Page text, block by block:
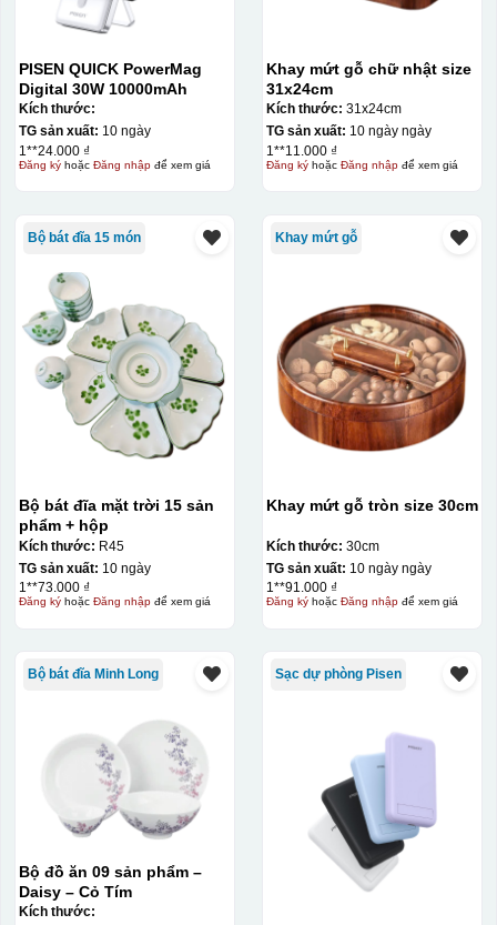
PISEN QUICK PowerMag
Digital 30W 10000mAh
Kích thước:
TG sản xuất: 10 ngày
1**24.000 ₫
Đăng kýhoặc Đăng nhậpđể xem giá
Khay mứt gỗ chữ nhật size
31x24cm
Kích thước: 31x24cm
TG sản xuất: 10 ngày ngày
1**11.000 ₫
Đăng kýhoặc Đăng nhậpđể xem giá
Bộ bát đĩa 15 món
Bộ bát đĩa mặt trời 15 sản
phẩm + hộp
Kích thước: R45
TG sản xuất: 10 ngày
1**73.000 ₫
Đăng kýhoặc Đăng nhậpđể xem giá
Khay mứt gỗ
Khay mứt gỗ tròn size 30cm
Kích thước: 30cm
TG sản xuất: 10 ngày ngày
1**91.000 ₫
Đăng kýhoặc Đăng nhậpđể xem giá
Bộ bát đĩa Minh Long
Bộ đồ ăn 09 sản phẩm –
Daisy – Cỏ Tím
Kích thước:
Sạc dự phòng Pisen